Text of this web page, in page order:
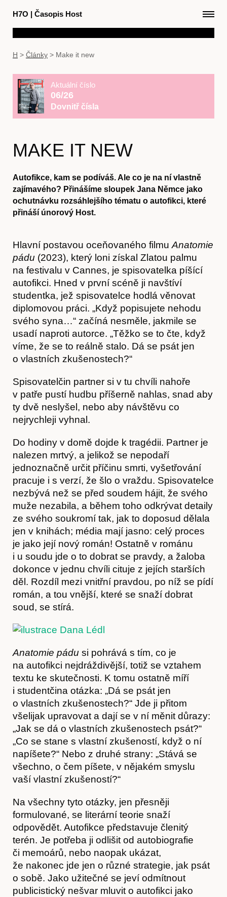
H7O | Časopis Host
H > Články > Make it new
Aktuální číslo
06/26
Dovnitř čísla
MAKE IT NEW
Autofikce, kam se podíváš. Ale co je na ní vlastně
zajímavého? Přinášíme sloupek Jana Němce jako
ochutnávku rozsáhlejšího tématu o autofikci, které
přináší únorový Host.
Hlavní postavou oceňovaného filmu Anatomie
pádu (2023), který loni získal Zlatou palmu
na festivalu v Cannes, je spisovatelka píšící
autofikci. Hned v první scéně ji navštíví
studentka, jež spisovatelce hodlá věnovat
diplomovou práci. „Když popisujete nehodu
svého syna…“ začíná nesměle, jakmile se
usadí naproti autorce. „Těžko se to čte, když
víme, že se to reálně stalo. Dá se psát jen
o vlastních zkušenostech?“
Spisovatelčin partner si v tu chvíli nahoře
v patře pustí hudbu příšerně nahlas, snad aby
ty dvě neslyšel, nebo aby návštěvu co
nejrychleji vyhnal.
Do hodiny v domě dojde k tragédii. Partner je
nalezen mrtvý, a jelikož se nepodaří
jednoznačně určit příčinu smrti, vyšetřování
pracuje i s verzí, že šlo o vraždu. Spisovatelce
nezbývá než se před soudem hájit, že svého
muže nezabila, a během toho odkrývat detaily
ze svého soukromí tak, jak to doposud dělala
jen v knihách; média mají jasno: celý proces
je jako její nový román! Ostatně v románu
i u soudu jde o to dobrat se pravdy, a žaloba
dokonce v jednu chvíli cituje z jejích starších
děl. Rozdíl mezi vnitřní pravdou, po níž se pídí
román, a tou vnější, které se snaží dobrat
soud, se stírá.
Anatomie pádu si pohrává s tím, co je
na autofikci nejdráždivější, totiž se vztahem
textu ke skutečnosti. K tomu ostatně míří
i studentčina otázka: „Dá se psát jen
o vlastních zkušenostech?“ Jde ji přitom
všelijak upravovat a dají se v ní měnit důrazy:
„Jak se dá o vlastních zkušenostech psát?“
„Co se stane s vlastní zkušeností, když o ní
napíšete?“ Nebo z druhé strany: „Stává se
všechno, o čem píšete, v nějakém smyslu
vaší vlastní zkušeností?“
Na všechny tyto otázky, jen přesněji
formulované, se literární teorie snaží
odpovědět. Autofikce představuje členitý
terén. Je potřeba ji odlišit od autobiografie
či memoárů, nebo naopak ukázat,
že nakonec jde jen o různé strategie, jak psát
o sobě. Jako užitečné se jeví odmítnout
publicistický nešvar mluvit o autofikci jako